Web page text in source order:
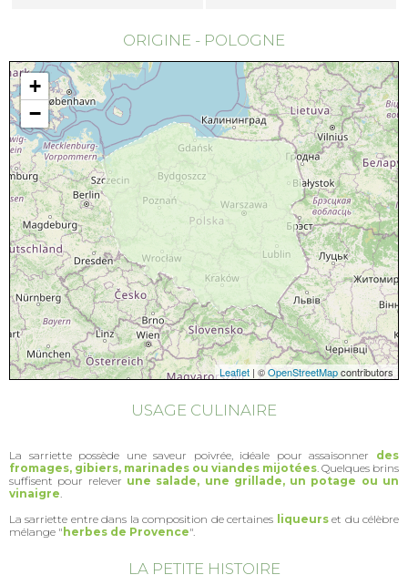
ORIGINE - POLOGNE
+
−
Leaflet | ©OpenStreetMapcontributors
USAGE CULINAIRE
La sarriette possède une saveur poivrée, idéale pour assaisonner des
fromages, gibiers, marinades ou viandes mijotées. Quelques brins
suffisent pour relever une salade, une grillade, un potage ou un
vinaigre.
La sarriette entre dans la composition de certaines liqueurs et du célèbre
mélange " herbes de Provence".
LA PETITE HISTOIRE